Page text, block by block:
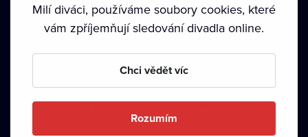
Podmínky používání • Ochrana soukromí • Zásady používání
• Autorská práva•
Milí diváci, používáme soubory cookies, které
vám zpříjemňují sledování divadla online.
Chci vědět víc
Rozumím